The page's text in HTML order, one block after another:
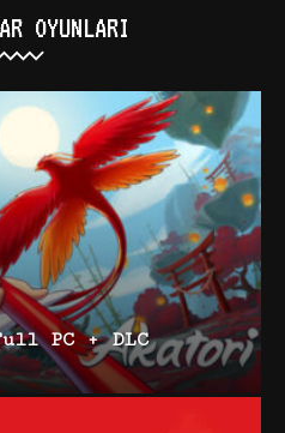
OYUNLARI
PC + DLC